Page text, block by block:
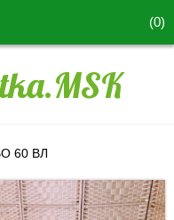
(0)
60 ВЛ